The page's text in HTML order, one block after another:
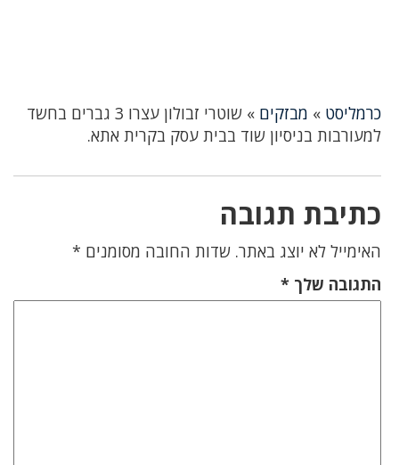
כרמליסט » מבזקים »
שוטרי זבולון עצרו 3 גברים בחשד
למעורבות בניסיון שוד בבית עסק בקרית אתא.
כתיבת תגובה
האימייל לא יוצג באתר. שדות החובה מסומנים *
התגובה שלך *